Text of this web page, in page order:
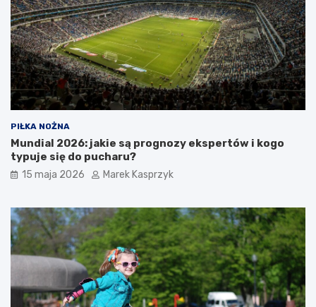
PIŁKA NOŻNA
Mundial 2026: jakie są prognozy ekspertów i kogo
typuje się do pucharu?
15 maja 2026 Marek Kasprzyk